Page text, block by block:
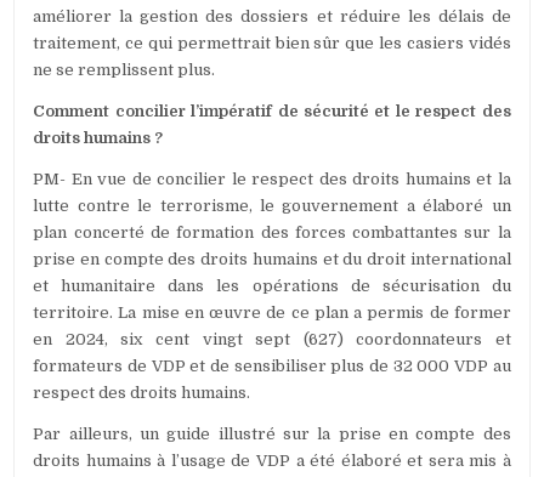
améliorer la gestion des dossiers et réduire les délais de
traitement, ce qui permettrait bien sûr que les casiers vidés
ne se remplissent plus.
Comment concilier l’impératif de sécurité et le respect des
droits humains ?
PM- En vue de concilier le respect des droits humains et la
lutte contre le terrorisme, le gouvernement a élaboré un
plan concerté de formation des forces combattantes sur la
prise en compte des droits humains et du droit international
et humanitaire dans les opérations de sécurisation du
territoire. La mise en œuvre de ce plan a permis de former
en 2024, six cent vingt sept (627) coordonnateurs et
formateurs de VDP et de sensibiliser plus de 32 000 VDP au
respect des droits humains.
Par ailleurs, un guide illustré sur la prise en compte des
droits humains à l’usage de VDP a été élaboré et sera mis à